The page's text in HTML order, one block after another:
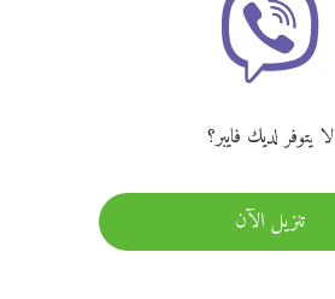
لا يتوفر لديك فايبر؟
تنزيل الآن